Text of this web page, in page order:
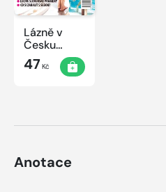
Lázně v
Česku
2020
47 Kč
Anotace